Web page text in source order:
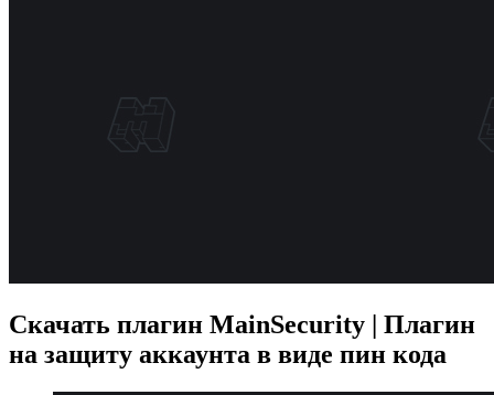
Скачать плагин MainSecurity | Плагин
на защиту аккаунта в виде пин кода